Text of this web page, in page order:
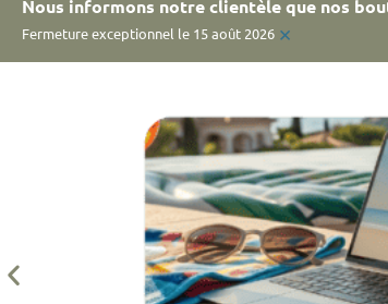
Nous informons notre clientèle que nos
Fermeture exceptionnel le 15 août 2026 ×